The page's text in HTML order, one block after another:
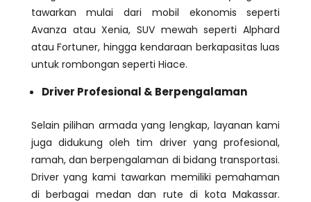
tawarkan mulai dari mobil ekonomis seperti
Avanza atau Xenia, SUV mewah seperti Alphard
atau Fortuner, hingga kendaraan berkapasitas luas
untuk rombongan seperti Hiace.
Driver Profesional & Berpengalaman
Selain pilihan armada yang lengkap, layanan kami
juga didukung oleh tim driver yang profesional,
ramah, dan berpengalaman di bidang transportasi.
Driver yang kami tawarkan memiliki pemahaman
di berbagai medan dan rute di kota Makassar.